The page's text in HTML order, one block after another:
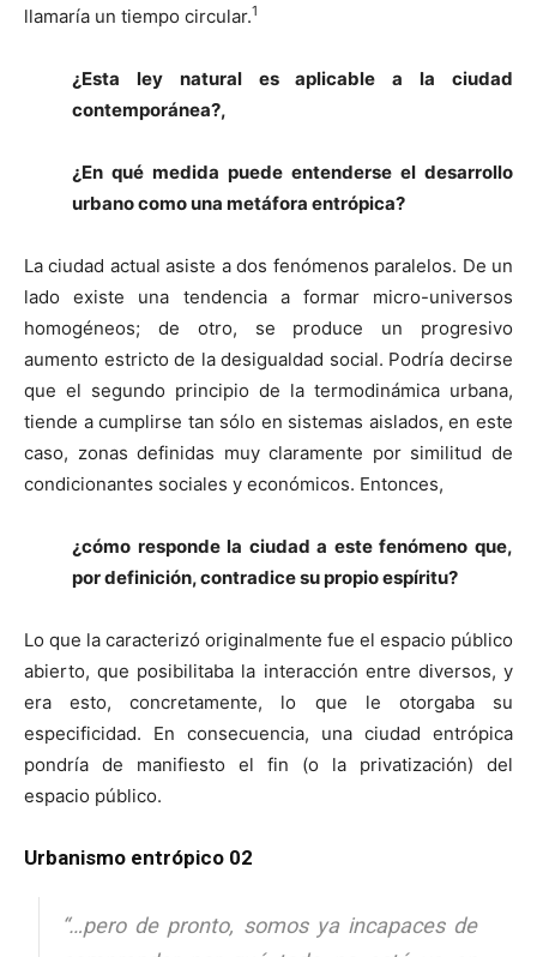
llamaría un tiempo circular.1
¿Esta ley natural es aplicable a la ciudad
contemporánea?,
¿En qué medida puede entenderse el desarrollo
urbano como una metáfora entrópica?
La ciudad actual asiste a dos fenómenos paralelos. De un
lado existe una tendencia a formar micro-universos
homogéneos; de otro, se produce un progresivo
aumento estricto de la desigualdad social. Podría decirse
que el segundo principio de la termodinámica urbana,
tiende a cumplirse tan sólo en sistemas aislados, en este
caso, zonas definidas muy claramente por similitud de
condicionantes sociales y económicos. Entonces,
¿cómo responde la ciudad a este fenómeno que,
por definición, contradice su propio espíritu?
Lo que la caracterizó originalmente fue el espacio público
abierto, que posibilitaba la interacción entre diversos, y
era esto, concretamente, lo que le otorgaba su
especificidad. En consecuencia, una ciudad entrópica
pondría de manifiesto el fin (o la privatización) del
espacio público.
Urbanismo entrópico 02
“…pero de pronto, somos ya incapaces de